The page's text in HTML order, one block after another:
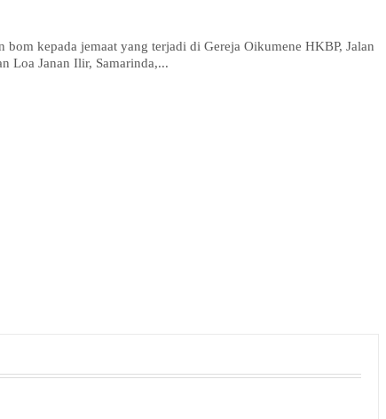
kepada jemaat yang terjadi di Gereja Oikumene HKBP, Jalan
Loa Janan Ilir, Samarinda,...